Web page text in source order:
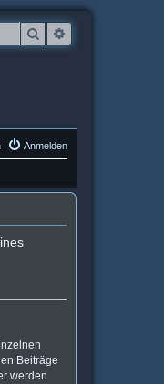
Suche
Anmelden
Beiträge
werden